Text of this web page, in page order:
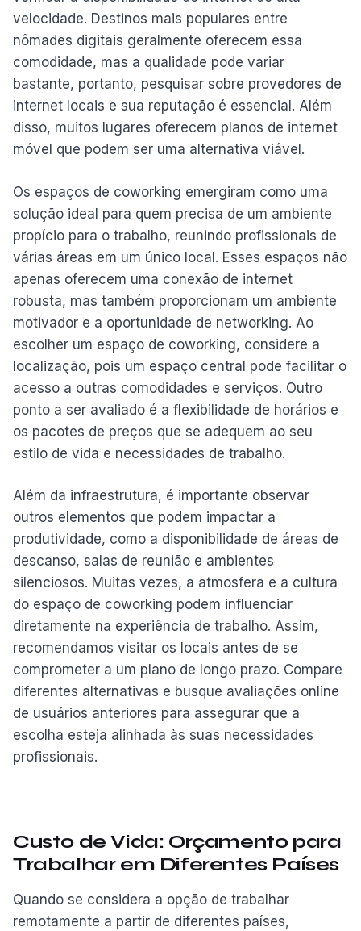
velocidade. Destinos mais populares entre
nômades digitais geralmente oferecem essa
comodidade, mas a qualidade pode variar
bastante, portanto, pesquisar sobre provedores de
internet locais e sua reputação é essencial. Além
disso, muitos lugares oferecem planos de internet
móvel que podem ser uma alternativa viável.
Os espaços de coworking emergiram como uma
solução ideal para quem precisa de um ambiente
propício para o trabalho, reunindo profissionais de
várias áreas em um único local. Esses espaços não
apenas oferecem uma conexão de internet
robusta, mas também proporcionam um ambiente
motivador e a oportunidade de networking. Ao
escolher um espaço de coworking, considere a
localização, pois um espaço central pode facilitar o
acesso a outras comodidades e serviços. Outro
ponto a ser avaliado é a flexibilidade de horários e
os pacotes de preços que se adequem ao seu
estilo de vida e necessidades de trabalho.
Além da infraestrutura, é importante observar
outros elementos que podem impactar a
produtividade, como a disponibilidade de áreas de
descanso, salas de reunião e ambientes
silenciosos. Muitas vezes, a atmosfera e a cultura
do espaço de coworking podem influenciar
diretamente na experiência de trabalho. Assim,
recomendamos visitar os locais antes de se
comprometer a um plano de longo prazo. Compare
diferentes alternativas e busque avaliações online
de usuários anteriores para assegurar que a
escolha esteja alinhada às suas necessidades
profissionais.
Custo de Vida: Orçamento para
Trabalhar em Diferentes Países
Quando se considera a opção de trabalhar
remotamente a partir de diferentes países,